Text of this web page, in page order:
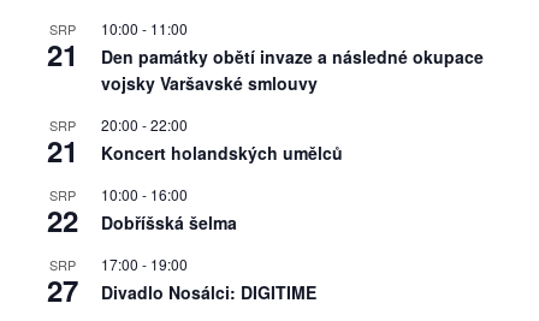
SRP
21
10:00 - 11:00
Den památky obětí invaze a následné okupace
vojsky Varšavské smlouvy
SRP
21
20:00 -22:00
Koncert holandských umělců
SRP
22
10:00 - 16:00
Dobříšská šelma
SRP
27
17:00 - 19:00
Divadlo Nosálci: DIGITIME